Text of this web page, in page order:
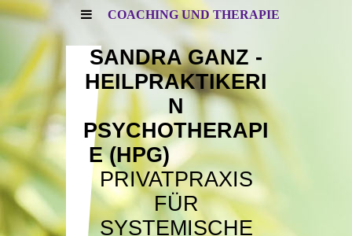
COACHING UND THERAPIE
SANDRA GANZ -
HEILPRAKTIKERI
N
PSYCHOTHERAPI
E (HPG)
PRIVATPRAXIS
FÜR
SYSTEMISCHE